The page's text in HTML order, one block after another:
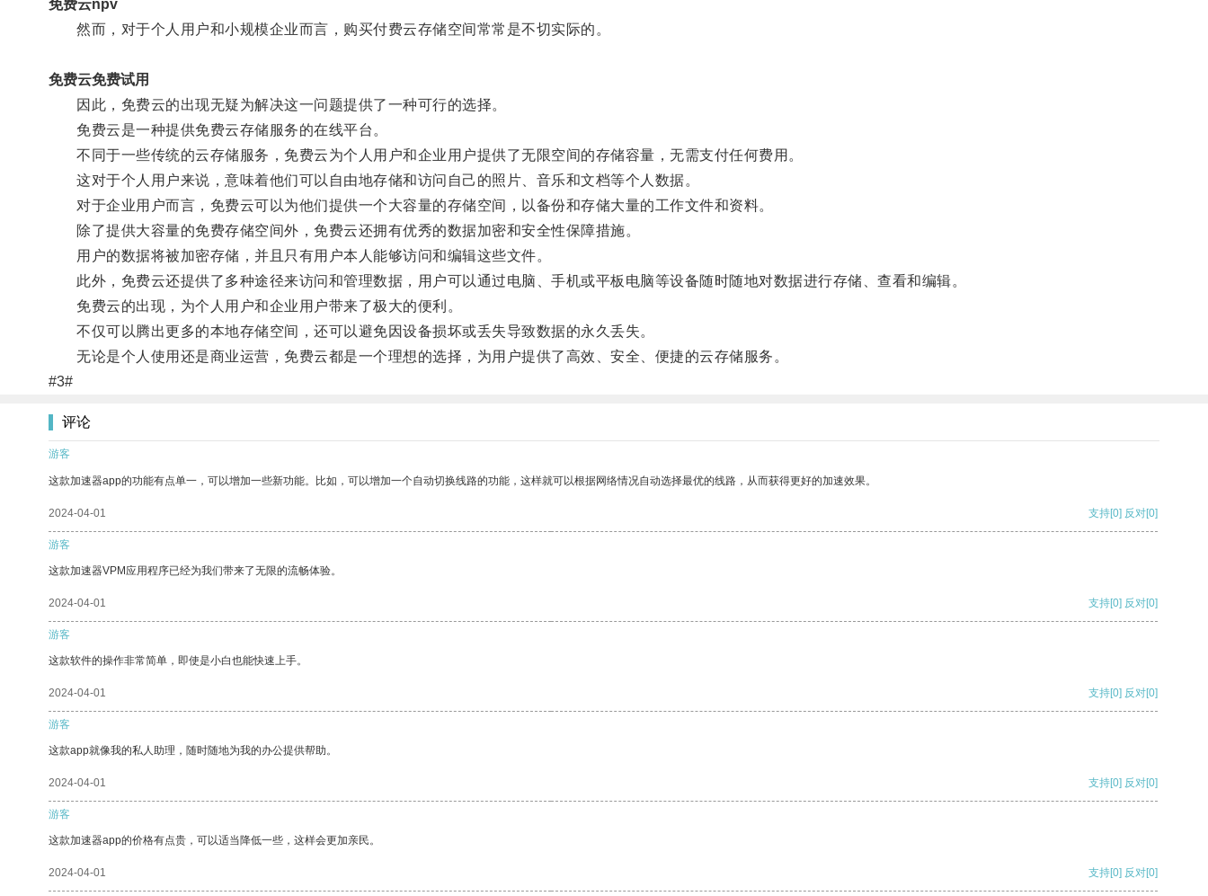
免费云npv
然而，对于个人用户和小规模企业而言，购买付费云存储空间常常是不切实际的。
免费云免费试用
因此，免费云的出现无疑为解决这一问题提供了一种可行的选择。
免费云是一种提供免费云存储服务的在线平台。
不同于一些传统的云存储服务，免费云为个人用户和企业用户提供了无限空间的存储容量，无需支付任何费用。
这对于个人用户来说，意味着他们可以自由地存储和访问自己的照片、音乐和文档等个人数据。
对于企业用户而言，免费云可以为他们提供一个大容量的存储空间，以备份和存储大量的工作文件和资料。
除了提供大容量的免费存储空间外，免费云还拥有优秀的数据加密和安全性保障措施。
用户的数据将被加密存储，并且只有用户本人能够访问和编辑这些文件。
此外，免费云还提供了多种途径来访问和管理数据，用户可以通过电脑、手机或平板电脑等设备随时随地对数据进行存储、查看和编辑。
免费云的出现，为个人用户和企业用户带来了极大的便利。
不仅可以腾出更多的本地存储空间，还可以避免因设备损坏或丢失导致数据的永久丢失。
无论是个人使用还是商业运营，免费云都是一个理想的选择，为用户提供了高效、安全、便捷的云存储服务。
#3#
评论
游客
这款加速器app的功能有点单一，可以增加一些新功能。比如，可以增加一个自动切换线路的功能，这样就可以根据网络情况自动选择最优的线路，从而获得更好的加速效果。
2024-04-01 支持[0] 反对[0]
游客
这款加速器VPM应用程序已经为我们带来了无限的流畅体验。
2024-04-01 支持[0] 反对[0]
游客
这款软件的操作非常简单，即使是小白也能快速上手。
2024-04-01 支持[0] 反对[0]
游客
这款app就像我的私人助理，随时随地为我的办公提供帮助。
2024-04-01 支持[0] 反对[0]
游客
这款加速器app的价格有点贵，可以适当降低一些，这样会更加亲民。
2024-04-01 支持[0] 反对[0]